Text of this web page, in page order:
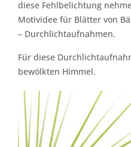
diese Fehlbelichtung
Motividee für Blätter von
– Durchlichtaufnahmen.
Für diese
bewölkten Himmel.